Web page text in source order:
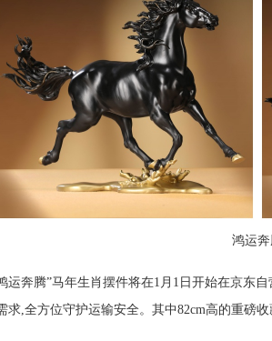
鸿运
运奔腾”马年生肖摆件将在1月1日开始在京东
求,全方位守护运输安全。其中82cm高的重磅